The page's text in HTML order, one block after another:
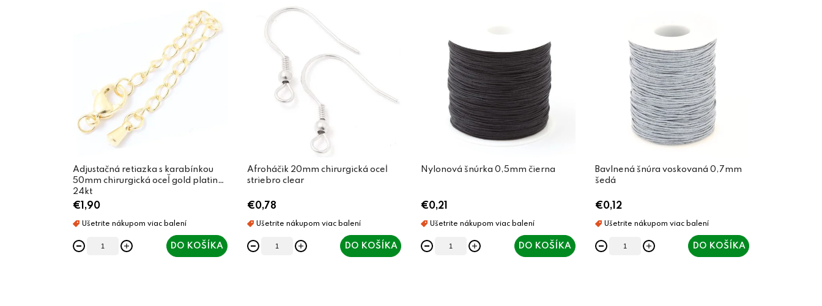
Adjustačná retiazka s karabínkou
50mm chirurgická oceľ gold plating
24kt
€1,90
DO KOŠÍKA
Afroháčik 20mm chirurgická oceľ
striebro clear
€0,78
DO KOŠÍKA
Nylonová šnúrka 0,5mm čierna
€0,21
DO KOŠÍKA
Bavlnená šnúra voskovaná 0,7mm
šedá
€0,12
DO KOŠÍKA